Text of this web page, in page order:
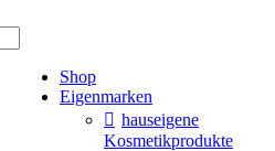
Shop
Eigenmarken
hauseigene
Kosmetikprodukte